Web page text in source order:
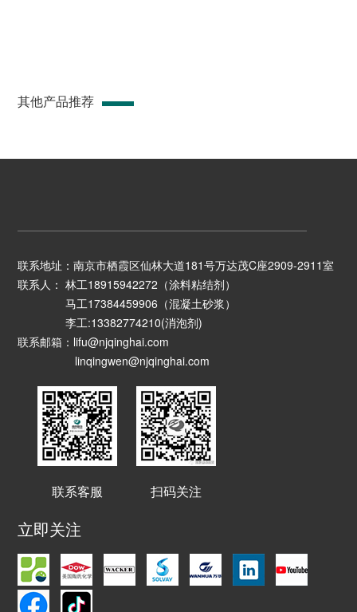
其他产品推荐
联系地址：南京市栖霞区仙林大道181号万达茂C座2909-2911室
联系人： 林工18915942272（涂料粘结剂）
马工17384459906（混凝土砂浆）
李工:13382774210(消泡剂)
联系邮箱：lifu@njqinghai.com
linqingwen@njqinghai.com
联系客服 扫码关注
立即关注